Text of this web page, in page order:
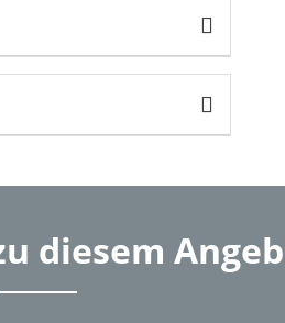
diesem